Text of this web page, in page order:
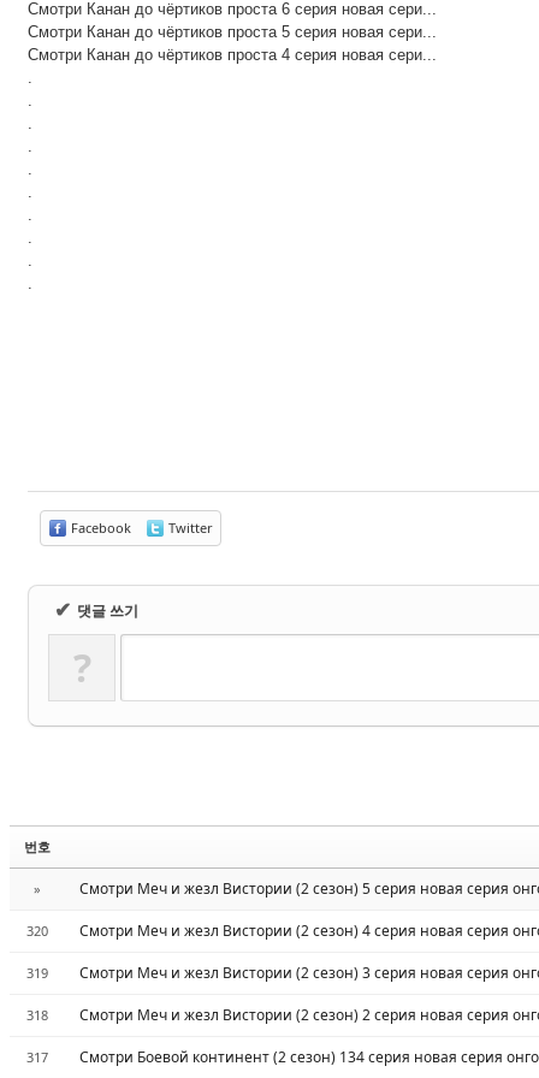
Смотри Канан до чёртиков проста 6 серия новая сери...
Смотри Канан до чёртиков проста 5 серия новая сери...
Смотри Канан до чёртиков проста 4 серия новая сери...
.
.
.
.
.
.
.
.
.
.
Facebook Twitter
✔ 댓글 쓰기
?
번호
» Смотри Меч и жезл Вистории (2 сезон) 5 серия новая серия
320 Смотри Меч и жезл Вистории (2 сезон) 4 серия новая серия
319 Смотри Меч и жезл Вистории (2 сезон) 3 серия новая серия
318 Смотри Меч и жезл Вистории (2 сезон) 2 серия новая серия
317 Смотри Боевой континент (2 сезон) 134 серия новая серия